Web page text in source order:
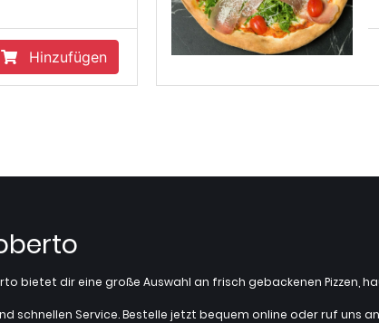
Hinzufügen
bietet dir eine große Auswahl an frisch gebackenen Pizzen,
schnellen Service. Bestelle jetzt bequem online oder ruf uns